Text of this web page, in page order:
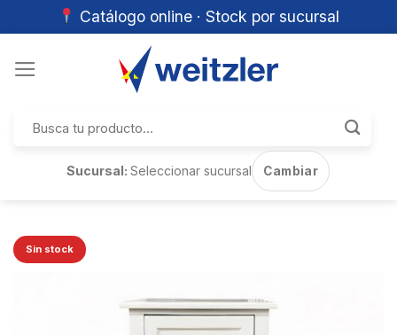
Catálogo online · Stock por sucursal
por:
Sucursal:Seleccionar sucursal Cambiar
Sin stock